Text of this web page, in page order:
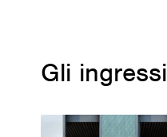
Gli ingressi